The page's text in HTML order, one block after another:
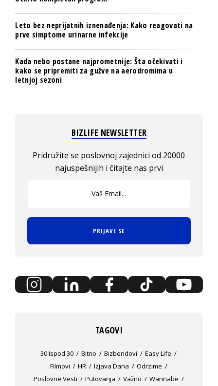
Leto bez neprijatnih iznenađenja: Kako reagovati na
prve simptome urinarne infekcije
Kada nebo postane najprometnije: Šta očekivati i
kako se pripremiti za gužve na aerodromima u
letnjoj sezoni
BIZLIFE NEWSLETTER
Pridružite se poslovnoj zajednici od 20000
najuspešnijih i čitajte nas prvi
PRIJAVI SE
TAGOVI
30 Ispod 30 Bitno Bizbendovi
Easy Life
Filmovi
HR Izjava Dana
Odrzime
Poslovne Vesti
Putovanja Važno
Wannabe